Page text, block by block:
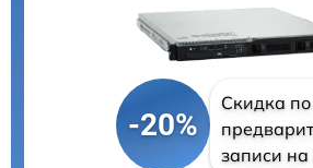
-20%
Скидка по
записи на